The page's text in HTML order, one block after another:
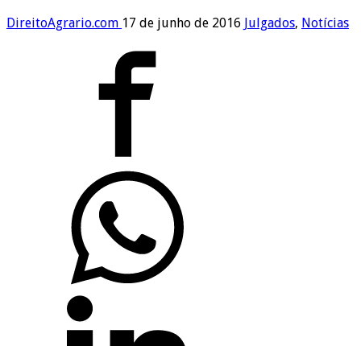
DireitoAgrario.com 17 de junho de 2016 Julgados, Notícias